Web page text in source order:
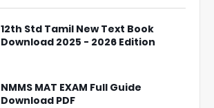
12th Std Tamil New Text Book
Download 2025 - 2026 Edition
NMMS MAT EXAM Full Guide
Download PDF